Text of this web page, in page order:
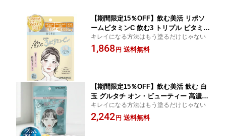
【期間限定15％OFF】飲む美活 リポソ
ームビタミンC 飲む3 トリプル ビタミン
C 高濃度x 持続xスピードVC 40000mg
配合 (1袋80粒あたり) ナイアシンアミド
キレイになる方法はもう塗るだけじゃない
1,868 円 送料無料
【期間限定15％OFF】飲む美活 飲む 白
玉 グルタチ オン・ビューティー 高濃度
7000mg白玉成分 ビタミンC 4000mg 配
合 (1袋60粒あたり) プラセンタ ヒアルロ
キレイになる方法はもう塗るだけじゃない
2,242 円 送料無料